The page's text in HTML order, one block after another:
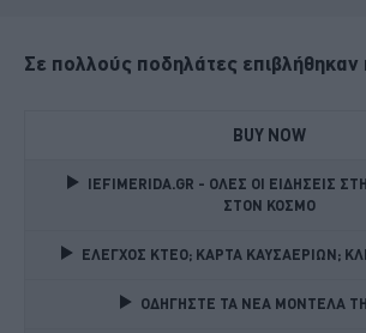
Σε πολλούς ποδηλάτες επιβλήθηκαν
BUY NOW
IEFIMERIDA.GR - ΟΛΕΣ ΟΙ ΕΙΔΗΣΕΙΣ
ΣΤΟΝ ΚΟΣΜΟ
ΕΛΕΓΧΟΣ ΚΤΕΟ; ΚΑΡΤΑ ΚΑΥΣΑΕΡΙΩΝ;
ΟΔΗΓΗΣΤΕ ΤΑ ΝΕΑ ΜΟΝΤΕΛΑ